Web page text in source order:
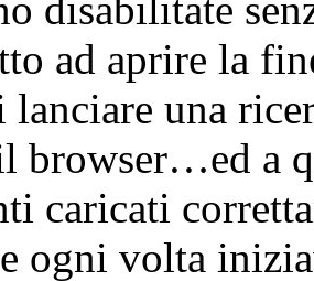
ad aprire la
una
browser…ed a
caricati
ogni volta